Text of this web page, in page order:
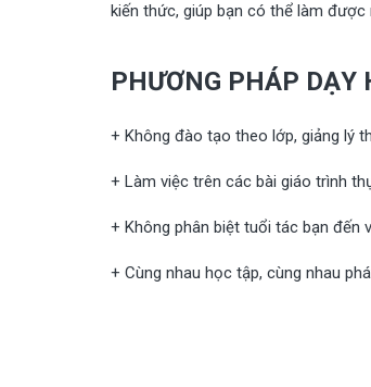
kiến thức, giúp bạn có thể làm
PHƯƠNG PHÁP DẠY
+ Không đào tạo theo lớp, giảng lý
+ Làm việc trên các bài giáo trình
+ Không phân biệt tuổi tác bạn đến
+ Cùng nhau học tập, cùng nhau